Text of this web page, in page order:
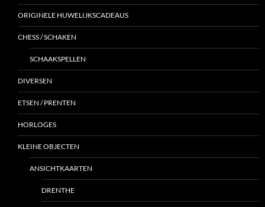
ORIGINELE HUWELIJKSCADEAUS
CHESS / SCHAKEN
SCHAAKSPELLEN
DIVERSEN
ETSEN / PRENTEN
HORLOGES
KLEINE OBJECTEN
ANSICHTKAARTEN
DRENTHE